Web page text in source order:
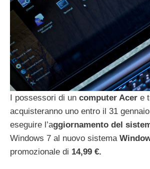
I possessori di un computer Acer e
acquisteranno uno entro il 31
eseguire l’aggiornamento del
Windows 7 al nuovo sistema
promozionale di 14,99 €.